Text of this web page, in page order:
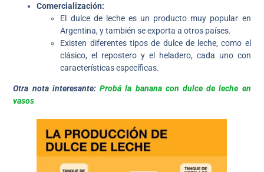
Comercialización:
El dulce de leche es un producto muy popular en
Argentina, y también se exporta a otros países.
Existen diferentes tipos de dulce de leche, como el
clásico, el repostero y el heladero, cada uno con
características específicas.
Otra nota interesante:Probá la banana con dulce de leche en
vasos